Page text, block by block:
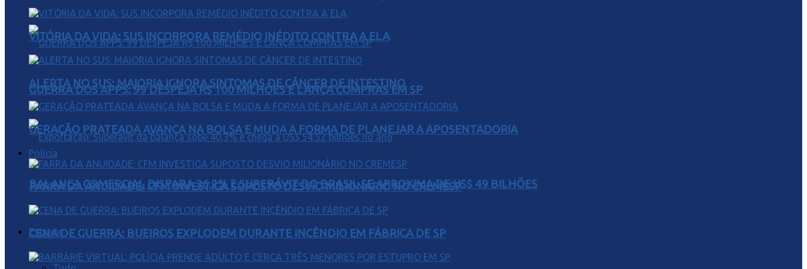
GUERRA DOS APPS: 99 DESPEJA R$ 100 MILHÕES E LANÇA COMPRAS EM SP
BALANÇA COMERCIAL DISPARA 36,2% E SUPERÁVIT DO BRASIL SE APROXIMA DE US$ 49 BILHÕES
Esporte
VITÓRIA DA VIDA: SUS INCORPORA REMÉDIO INÉDITO CONTRA A ELA
ALERTA NO SUS: MAIORIA IGNORA SINTOMAS DE CÂNCER DE INTESTINO
GERAÇÃO PRATEADA AVANÇA NA BOLSA E MUDA A FORMA DE PLANEJAR A APOSENTADORIA
Polícia
FARRA DA ANUIDADE: CFM INVESTIGA SUPOSTO DESVIO MILIONÁRIO NO CREMESP
CENA DE GUERRA: BUEIROS EXPLODEM DURANTE INCÊNDIO EM FÁBRICA DE SP